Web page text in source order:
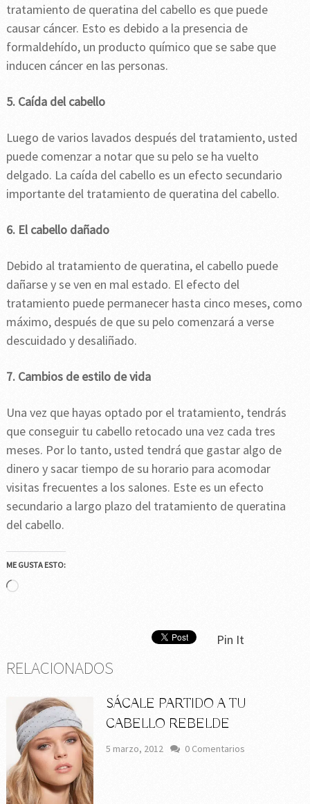
tratamiento de queratina del cabello es que puede
causar cáncer. Esto es debido a la presencia de
formaldehído, un producto químico que se sabe que
inducen cáncer en las personas.
5. Caída del cabello
Luego de varios lavados después del tratamiento, usted
puede comenzar a notar que su pelo se ha vuelto
delgado. La caída del cabello es un efecto secundario
importante del tratamiento de queratina del cabello.
6. El cabello dañado
Debido al tratamiento de queratina, el cabello puede
dañarse y se ven en mal estado. El efecto del
tratamiento puede permanecer hasta cinco meses, como
máximo, después de que su pelo comenzará a verse
descuidado y desaliñado.
7. Cambios de estilo de vida
Una vez que hayas optado por el tratamiento, tendrás
que conseguir tu cabello retocado una vez cada tres
meses. Por lo tanto, usted tendrá que gastar algo de
dinero y sacar tiempo de su horario para acomodar
visitas frecuentes a los salones. Este es un efecto
secundario a largo plazo del tratamiento de queratina
del cabello.
ME GUSTA ESTO:
Cargando...
Pin It
RELACIONADOS
SÁCALE PARTIDO A TU
CABELLO REBELDE
5 marzo, 2012 0 Comentarios